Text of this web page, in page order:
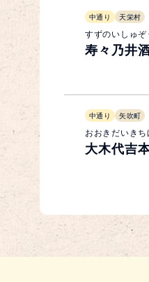
中通り 天栄村
すずのいしゅぞ
寿々乃井
中通り 矢吹町
おおきだいきち
大木代吉